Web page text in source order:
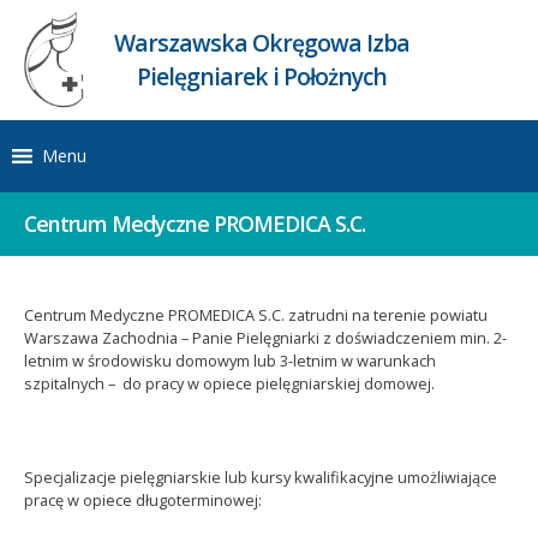
Warszawska Okręgowa Izba
Pielęgniarek i Położnych
Menu
Centrum Medyczne PROMEDICA S.C.
Centrum Medyczne PROMEDICA S.C. zatrudni na terenie powiatu
Warszawa Zachodnia – Panie Pielęgniarki z doświadczeniem min. 2-
letnim w środowisku domowym lub 3-letnim w warunkach
szpitalnych – do pracy w opiece pielęgniarskiej domowej.
Specjalizacje pielęgniarskie lub kursy kwalifikacyjne umożliwiające
pracę w opiece długoterminowej: